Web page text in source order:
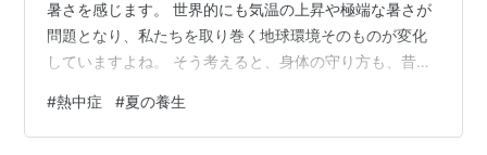
の良い日陰など)で休ませる。症状に応じて、必要
な冷却を行う。
意識がはっきりしている場合に限り、水分補給を
おこなう。意識障害がある、吐き気がある場合に
暑さを感じます。 世界的にも気温の上昇や極端な暑さが
問題となり、私たちを取り巻く地球環境そのものが変化
していますよね。 そう考えると、身体の守り方も、昔と
高校生の息子が合宿に行ってきました。 普段なら疲れて
帰ってきても、寝ればそれなりに復活するのですが、今
#熱中症 #夏の養生